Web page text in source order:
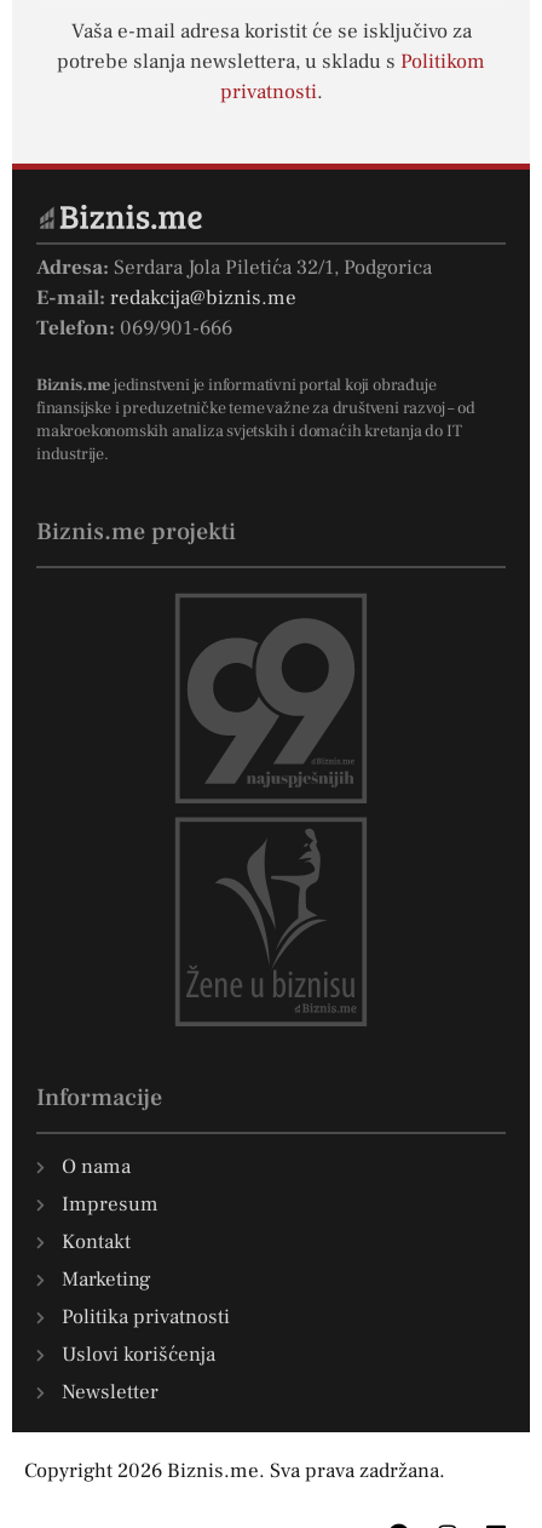
Vaša e-mail adresa koristit će se isključivo za
potrebe slanja newslettera, u skladu s Politikom
privatnosti.
Adresa: Serdara Jola Piletića 32/1, Podgorica
E-mail: redakcija@biznis.me
Telefon: 069/901-666
Biznis.mejedinstveni je informativni portal koji obrađuje
finansijske i preduzetničke teme važne za društveni razvoj – od
makroekonomskih analiza svjetskih i domaćih kretanja do IT
industrije.
Biznis.me projekti
Informacije
O nama
Impresum
Kontakt
Marketing
Politika privatnosti
Uslovi korišćenja
Newsletter
Copyright 2026 Biznis.me. Sva prava zadržana.